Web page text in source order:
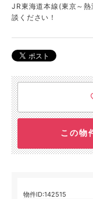
JR東海道本線(東京～
談ください！
この物
物件ID:142515